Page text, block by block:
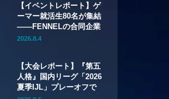
権獲得と大健闘！
【イベントレポート】ゲ
ーマー就活生80名が集結
——FENNELの合同企業
説明会「GCEXPO 2026
2026.8.4
【大会レポート】『第五
人格』国内リーグ「2026
夏季IJL」プレーオフで